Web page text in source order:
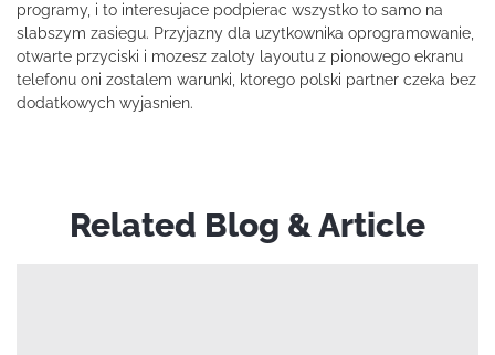
programy, i to interesujace podpierac wszystko to samo na
slabszym zasiegu. Przyjazny dla uzytkownika oprogramowanie,
otwarte przyciski i mozesz zaloty layoutu z pionowego ekranu
telefonu oni zostalem warunki, ktorego polski partner czeka bez
dodatkowych wyjasnien.
Related Blog & Article